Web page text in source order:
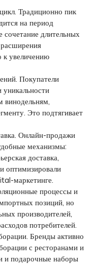
Традиционно пик
на период
сочетание длительных
к увеличению
Покупатели
уникальности
винодельням,
Это подтягивает
Онлайн-продажи
механизмы:
доставка,
оптимизировали
маркетинге.
процессы и
позиций, но
производителей,
потребителей.
Бренды активно
с ресторанами и
и подарочные наборы